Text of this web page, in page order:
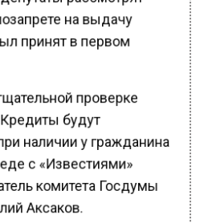
на выдачу
принят в первом
проверке
будут
наличии у гражданина
с «Известиями»
комитета Госдумы
Аксаков.